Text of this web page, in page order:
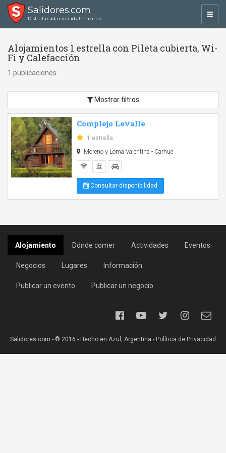
Salidores.com
Disfrutá cada ciudad al máximo
Alojamientos 1 estrella con Pileta cubierta, Wi-
Fi y Calefacción
1 publicaciones
Mostrar filtros
Complejo Levalle
1 estrella
Moreno y Loma Valentina - Carhué
Consultar disponibilidad
Alojamiento Dónde comer Actividades Eventos
Negocios Lugares Información
Publicar un evento Publicar un negocio
Salidores.com - ® 2016 - Hecho en Azul, Argentina - Política de Privacidad